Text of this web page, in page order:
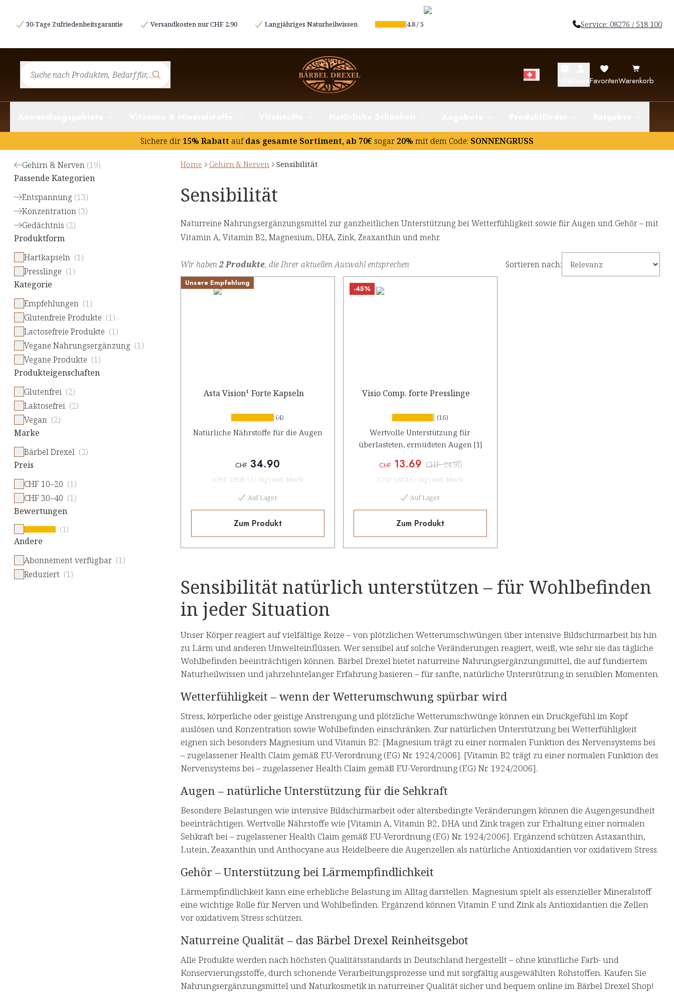
30-Tage Zufriedenheitsgarantie Versandkosten nur CHF 2,90 Langjähriges Naturheilwissen 4.8/5 Service: 08276 / 518 100
FavoritenWarenkorb
Sichere dir 15% Rabatt aufdas gesamte Sortiment, ab 70€ sogar 20% mit dem Code: SONNENGRUSS
Gehirn & Nerven (19)
Passende Kategorien
Entspannung (13)
Konzentration (3)
Gedächtnis (2)
Produktform
Hartkapseln (1)
Presslinge (1)
Kategorie
Empfehlungen (1)
Glutenfreie Produkte (1)
Lactosefreie Produkte (1)
Vegane Nahrungsergänzung (1)
Vegane Produkte (1)
Produkteigenschaften
Glutenfrei (2)
Laktosefrei (2)
Vegan (2)
Marke
Bärbel Drexel (2)
Preis
CHF 10–20 (1)
CHF 30–40 (1)
Bewertungen
(1)
Andere
Abonnement verfügbar (1)
Reduziert (1)
Home Gehirn & Nerven Sensibilität
Sensibilität
Naturreine Nahrungsergänzungsmittel zur ganzheitlichen Unterstützung bei Wetterfühligkeit sowie für Augen und Gehör – mit
Vitamin A, Vitamin B2, Magnesium, DHA, Zink, Zeaxanthin und mehr.
Wir haben2 Produkte, die Ihrer aktuellen Auswahl entsprechen Sortieren nach:
Unsere Empfehlung
Asta Vision¹ Forte Kapseln
(4)
Natürliche Nährstoffe für die Augen
CHF 34.90
(CHF 2'908.33 / 1kg) inkl. MwSt
Auf Lager
Zum Produkt
-45%
Visio Comp. forte Presslinge
(16)
Wertvolle Unterstützung für
überlasteten, ermüdeten Augen [1]
CHF13.69 CHF 24.90
(CHF 180.13 / 1kg) inkl. MwSt
Auf Lager
Zum Produkt
Sensibilität natürlich unterstützen – für Wohlbefinden
in jeder Situation
Unser Körper reagiert auf vielfältige Reize – von plötzlichen Wetterumschwüngen über intensive Bildschirmarbeit bis hin
zu Lärm und anderen Umwelteinflüssen. Wer sensibel auf solche Veränderungen reagiert, weiß, wie sehr sie das tägliche
Wohlbefinden beeinträchtigen können. Bärbel Drexel bietet naturreine Nahrungsergänzungsmittel, die auf fundiertem
Naturheilwissen und jahrzehntelanger Erfahrung basieren – für sanfte, natürliche Unterstützung in sensiblen Momenten.
Wetterfühligkeit – wenn der Wetterumschwung spürbar wird
Stress, körperliche oder geistige Anstrengung und plötzliche Wetterumschwünge können ein Druckgefühl im Kopf
auslösen und Konzentration sowie Wohlbefinden einschränken. Zur natürlichen Unterstützung bei Wetterfühligkeit
eignen sich besonders Magnesium und Vitamin B2: [Magnesium trägt zu einer normalen Funktion des Nervensystems bei
– zugelassener Health Claim gemäß EU-Verordnung (EG) Nr. 1924/2006]. [Vitamin B2 trägt zu einer normalen Funktion des
Nervensystems bei – zugelassener Health Claim gemäß EU-Verordnung (EG) Nr. 1924/2006].
Augen – natürliche Unterstützung für die Sehkraft
Besondere Belastungen wie intensive Bildschirmarbeit oder altersbedingte Veränderungen können die Augengesundheit
beeinträchtigen. Wertvolle Nährstoffe wie [Vitamin A, Vitamin B2, DHA und Zink tragen zur Erhaltung einer normalen
Sehkraft bei – zugelassener Health Claim gemäß EU-Verordnung (EG) Nr. 1924/2006]. Ergänzend schützen Astaxanthin,
Lutein, Zeaxanthin und Anthocyane aus Heidelbeere die Augenzellen als natürliche Antioxidantien vor oxidativem Stress.
Gehör – Unterstützung bei Lärmempfindlichkeit
Lärmempfindlichkeit kann eine erhebliche Belastung im Alltag darstellen. Magnesium spielt als essenzieller Mineralstoff
eine wichtige Rolle für Nerven und Wohlbefinden. Ergänzend können Vitamin E und Zink als Antioxidantien die Zellen
vor oxidativem Stress schützen.
Naturreine Qualität – das Bärbel Drexel Reinheitsgebot
Alle Produkte werden nach höchsten Qualitätsstandards in Deutschland hergestellt – ohne künstliche Farb- und
Konservierungsstoffe, durch schonende Verarbeitungsprozesse und mit sorgfältig ausgewählten Rohstoffen. Kaufen Sie
Nahrungsergänzungsmittel und Naturkosmetik in naturreiner Qualität sicher und bequem online im Bärbel Drexel Shop!